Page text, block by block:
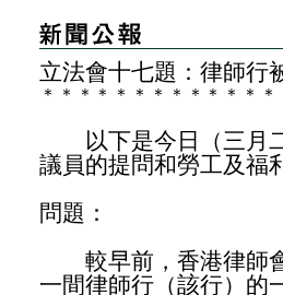
立法會十七題：律師行
＊ ＊ ＊ ＊ ＊ ＊ ＊ ＊ ＊ ＊ ＊ ＊ ＊
以下是今日（三月二
議員的提問和勞工及福
問題：
較早前，香港律師會
一間律師行（該行）的